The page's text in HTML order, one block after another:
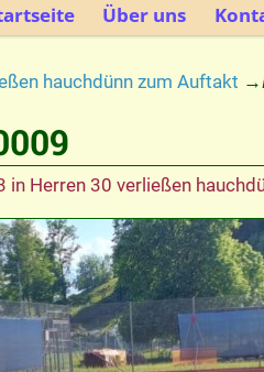
Über uns
hauchdünn zum Auftakt →
in Herren 30 verließen